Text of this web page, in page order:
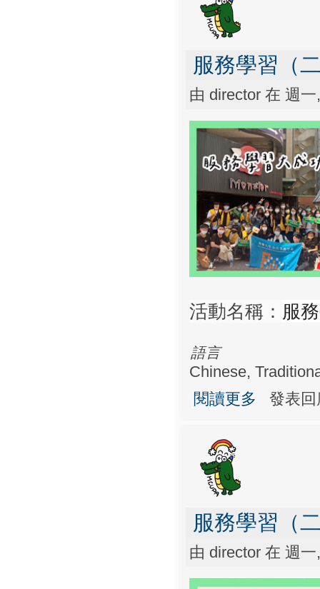
服務學習（
由 director在 週一
活動名稱： 服
語言
Chinese,
閱讀更多
關於服務學習
發表
服務學習（
由 director在 週一